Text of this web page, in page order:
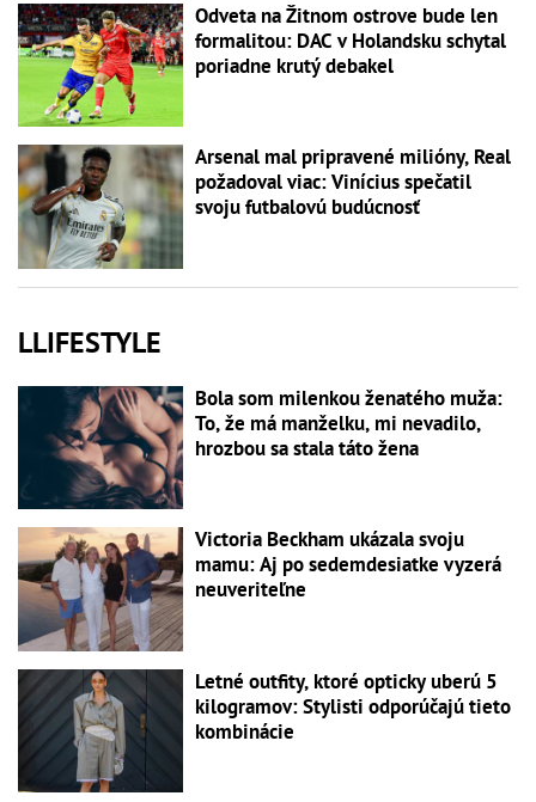
Odveta na Žitnom ostrove bude len
formalitou: DAC v Holandsku schytal
poriadne krutý debakel
Arsenal mal pripravené milióny, Real
požadoval viac: Vinícius spečatil
svoju futbalovú budúcnosť
LLIFESTYLE
Bola som milenkou ženatého muža:
To, že má manželku, mi nevadilo,
hrozbou sa stala táto žena
Victoria Beckham ukázala svoju
mamu: Aj po sedemdesiatke vyzerá
neuveriteľne
Letné outfity, ktoré opticky uberú 5
kilogramov: Stylisti odporúčajú tieto
kombinácie